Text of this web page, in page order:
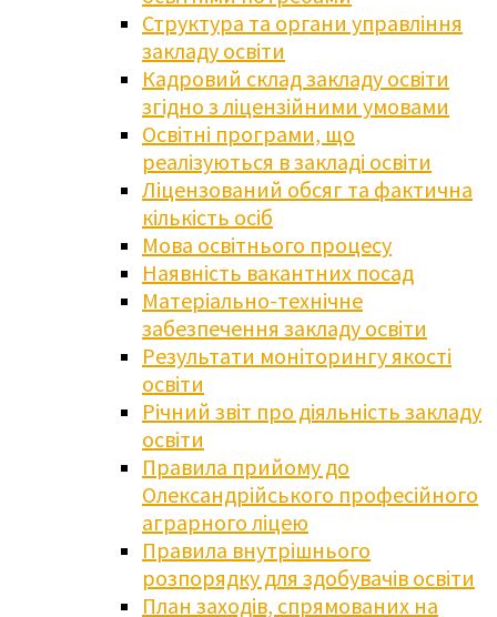
Структура та органи управління
закладу освіти
Кадровий склад закладу освіти
згідно з ліцензійними умовами
Освітні програми, що
реалізуються в закладі освіти
Ліцензований обсяг та фактична
кількість осіб
Мова освітнього процесу
Наявність вакантних посад
Матеріально-технічне
забезпечення закладу освіти
Результати моніторингу якості
освіти
Річний звіт про діяльність закладу
освіти
Правила прийому до
Олександрійського професійного
аграрного ліцею
Правила внутрішнього
розпорядку для здобувачів освіти
План заходів, спрямованих на